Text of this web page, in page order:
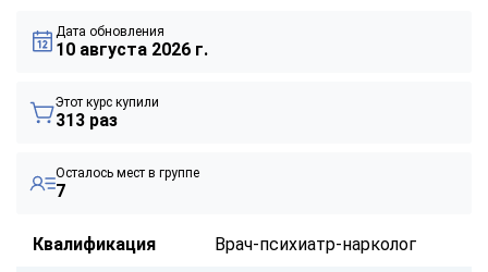
Дата обновления
10 августа 2026 г.
Этот курс купили
313 раз
Осталось мест в группе
7
Квалификация Врач-психиатр-нарколог